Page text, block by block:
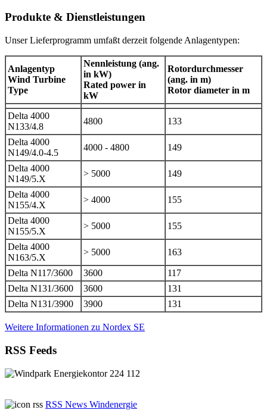
Produkte & Dienstleistungen
Unser Lieferprogramm umfaßt derzeit folgende Anlagentypen:
Anlagentyp
Wind Turbine
Type
Nennleistung (ang.
in kW)
Rated power in
kW
Rotordurchmesser
(ang. in m)
Rotor diameter in m
Delta 4000
N133/4.8
4800 133
Delta 4000
N149/4.0-4.5
4000 - 4800 149
Delta 4000
N149/5.X
> 5000 149
Delta 4000
N155/4.X
> 4000 155
Delta 4000
N155/5.X
> 5000 155
Delta 4000
N163/5.X
> 5000 163
Delta N117/3600 3600
117
Delta N131/3600
3600
131
Delta N131/3900
3900 131
Weitere Informationen zu Nordex SE
RSS Feeds
RSS News Windenergie